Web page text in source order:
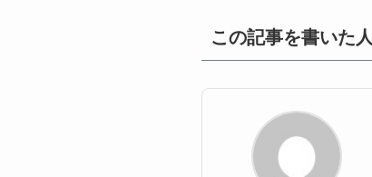
この記事を書いた人